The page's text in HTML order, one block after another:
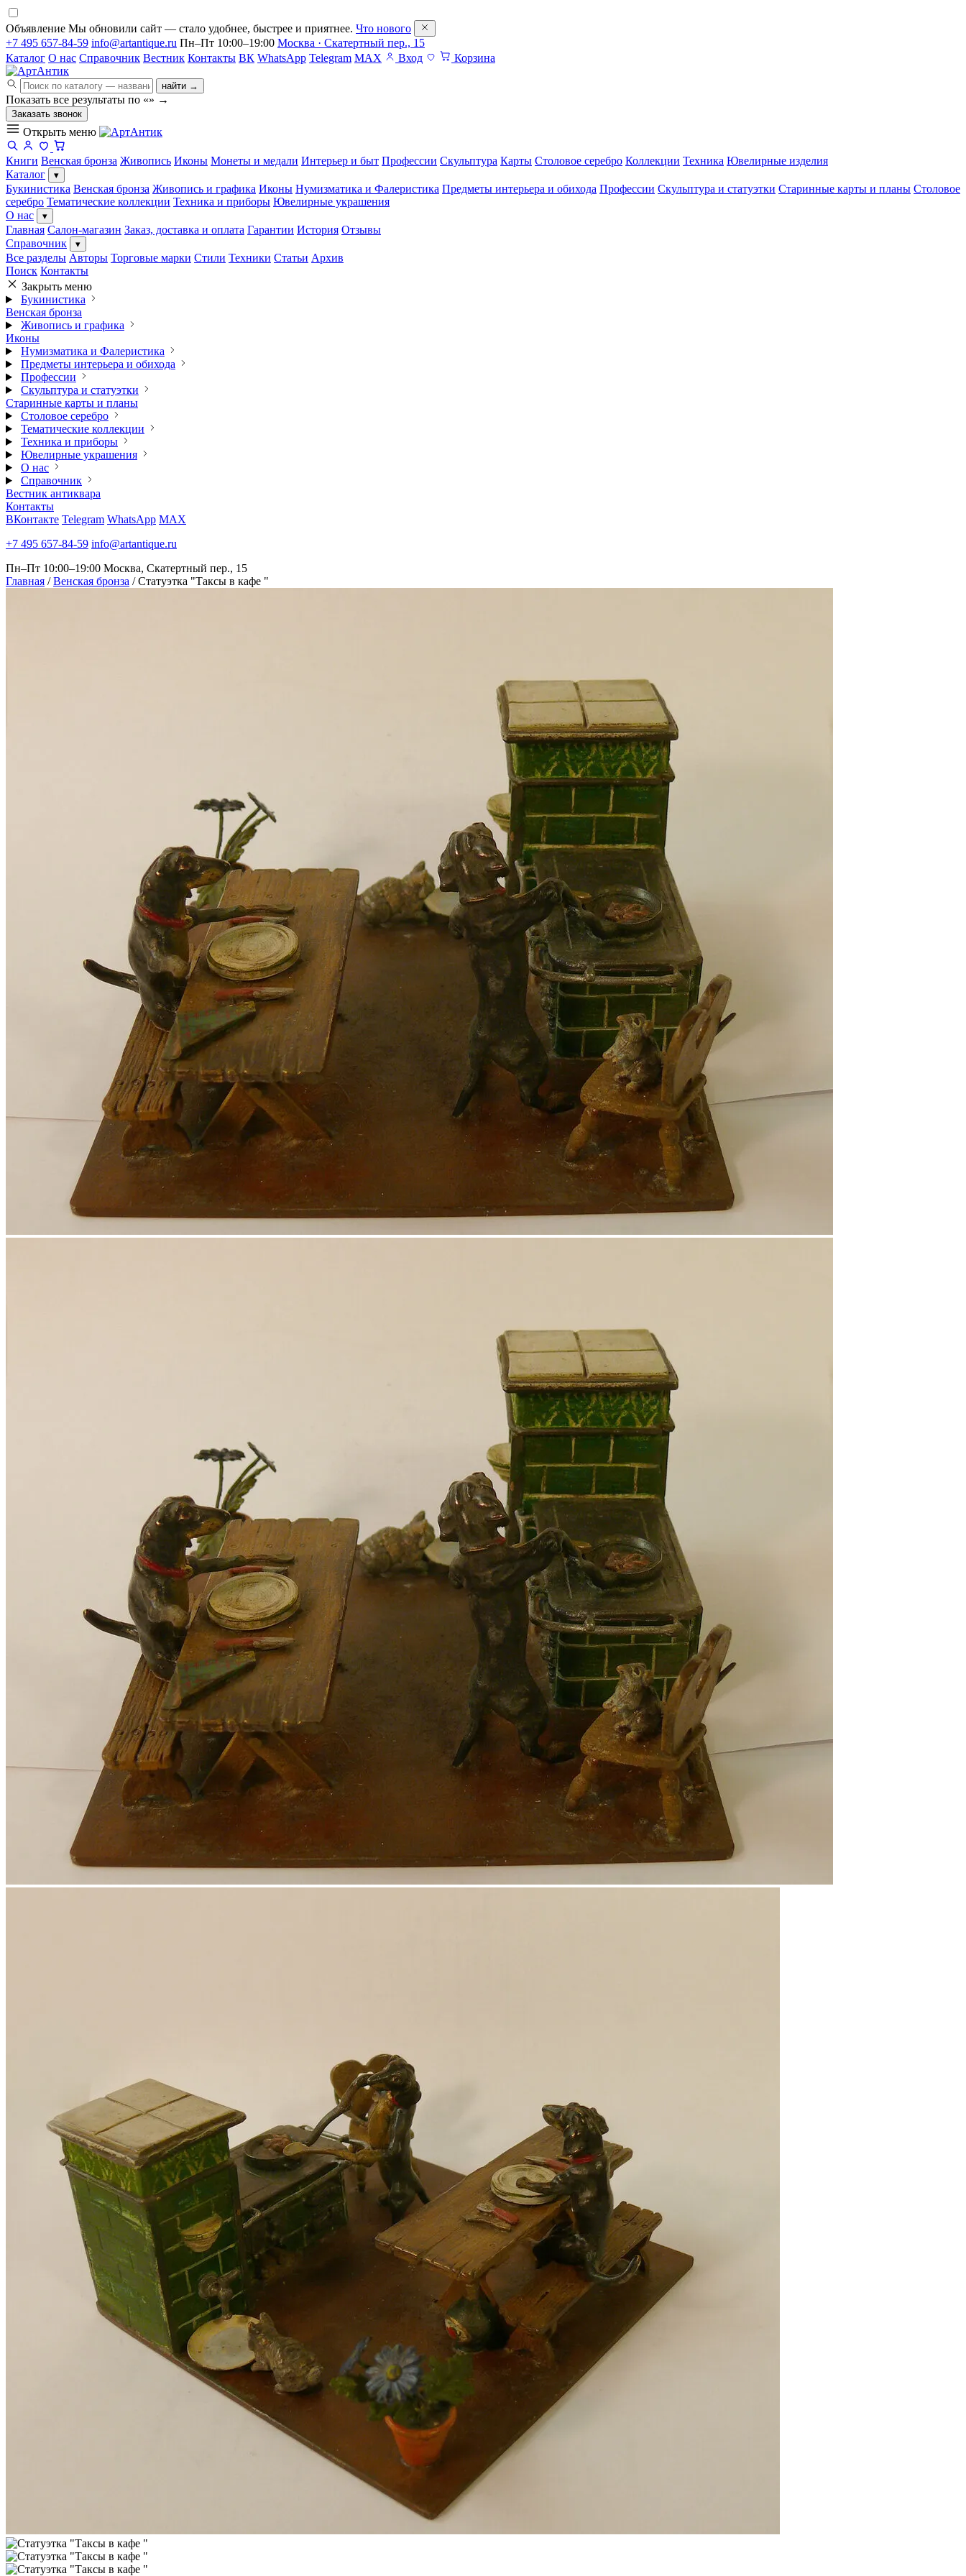
Объявление Мы обновили сайт — стало удобнее, быстрее и приятнее. Что нового
+7 495 657-84-59 info@artantique.ru Пн–Пт 10:00–19:00 Москва · Скатертный пер., 15
Каталог О нас Справочник Вестник Контакты ВК WhatsApp Telegram MAX Вход Корзина
найти →
Показать все результаты по «» →
Заказать звонок
Открыть меню
Книги Венская бронза Живопись Иконы Монеты и медали Интерьер и быт Профессии Скульптура Карты Столовое серебро Коллекции Техника Ювелирные изделия
Каталог
▾
Букинистика Венская бронза Живопись и графика Иконы Нумизматика и Фалеристика Предметы интерьера и обихода Профессии Скульптура и статуэтки Старинные карты и планы Столовое
серебро Тематические коллекции Техника и приборы Ювелирные украшения
О нас
▾
Главная Салон-магазин Заказ, доставка и оплата Гарантии История Отзывы
Справочник
▾
Все разделы Авторы Торговые марки Стили Техники Статьи Архив
Поиск Контакты
Закрыть меню
Букинистика
Венская бронза
Живопись и графика
Иконы
Нумизматика и Фалеристика
Предметы интерьера и обихода
Профессии
Скульптура и статуэтки
Старинные карты и планы
Столовое серебро
Тематические коллекции
Техника и приборы
Ювелирные украшения
О нас
Справочник
Вестник антиквара
Контакты
ВКонтакте Telegram WhatsApp MAX
+7 495 657-84-59 info@artantique.ru
Пн–Пт 10:00–19:00 Москва, Скатертный пер., 15
Главная / Венская бронза / Статуэтка "Таксы в кафе "